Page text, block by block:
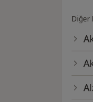
Diğer